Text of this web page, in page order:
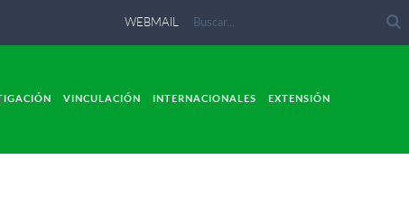
WEBMAIL
VINCULACIÓN INTERNACIONALES EXTENSIÓN